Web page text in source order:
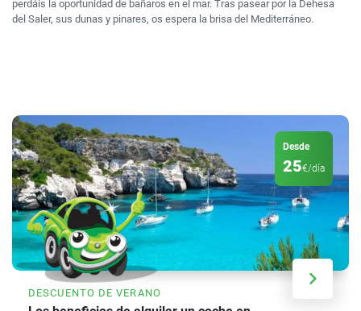
perdáis la oportunidad de bañaros en el mar. Tras pasear por la Dehesa
del Saler, sus dunas y pinares, os espera la brisa del Mediterráneo.
Desde
25€/día
DESCUENTO DE VERANO